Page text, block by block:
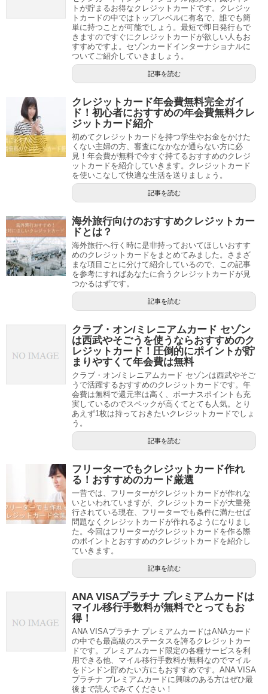
トが貯まるお得なクレジットカードです。クレジッ
トカードの中ではトップレベルに有名で、誰でも簡
単に持つことが可能でしょう。最短で即日発行もで
きますのですぐにクレジットカードが欲しい人もお
すすめですよ。セゾンカードインターナショナルに
ついてご紹介していきましょう。
記事を読む
クレジットカード年会費無料完全ガイ
ド！初心者におすすめの年会費無料クレ
ジットカード紹介
初めてクレジットカードを持つ学生やお金をかけた
くない主婦の方、審査になかなか通らない方に必
見！年会費が無料で今すぐ持てるおすすめのクレジ
ットカードを紹介していきます。クレジットカード
を使いこなして快適な生活を送りましょう。
記事を読む
海外旅行向けのおすすめクレジットカー
ドとは？
海外旅行へ行く時に是非持っておいてほしいおすす
めのクレジットカードをまとめてみました。さまざ
まな項目ごとに分けて紹介しているので、この記事
を参考にすればあなたに合うクレジットカードが見
つかるはずです。
記事を読む
クラブ・オン/ミレニアムカード セゾン
は西武やそごうを使うならおすすめのク
レジットカード！圧倒的にポイントが貯
まりやすくて年会費は無料
クラブ・オン/ミレニアムカード セゾンは西武やそご
うで活躍するおすすめのクレジットカードです。年
会費は無料で還元率は高く、ボーナスポイントも充
実しているのでスペックが高くてとても人気。とり
あえず1枚は持っておきたいクレジットカードでしょ
う。
記事を読む
フリーターでもクレジットカード作れ
る！おすすめのカード厳選
一昔では、フリーターがクレジットカードが作れな
いといわれていますが、クレジットカードが大量発
行されている現在、フリーターでも条件に満たせば
問題なくクレジットカードが作れるようになりまし
た。今回はフリーターがクレジットカードを作る際
のポイントとおすすめのクレジットカードを紹介し
ていきます。
記事を読む
ANA VISAプラチナ プレミアムカードは
マイル移行手数料が無料でとってもお
得！
ANA VISAプラチナ プレミアムカードはANAカード
の中でも最高級のステータスを誇るクレジットカー
ドです。プレミアムカード限定の各種サービスを利
用できる他、マイル移行手数料が無料なのでマイル
をドンドン貯めたい方にもおすすめです。ANA VISA
プラチナ プレミアムカードに興味のある方はぜひ最
後まで読んでみてください！